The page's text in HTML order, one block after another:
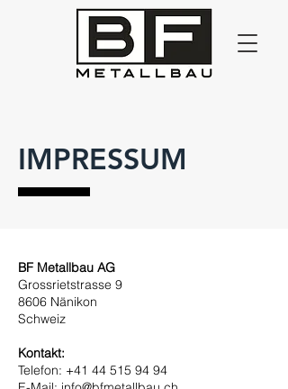
IMPRESSUM
BF Metallbau AG
Grossrietstrasse 9
8606 Nänikon
Schweiz
Kontakt:
Telefon: +41 44 515 94 94